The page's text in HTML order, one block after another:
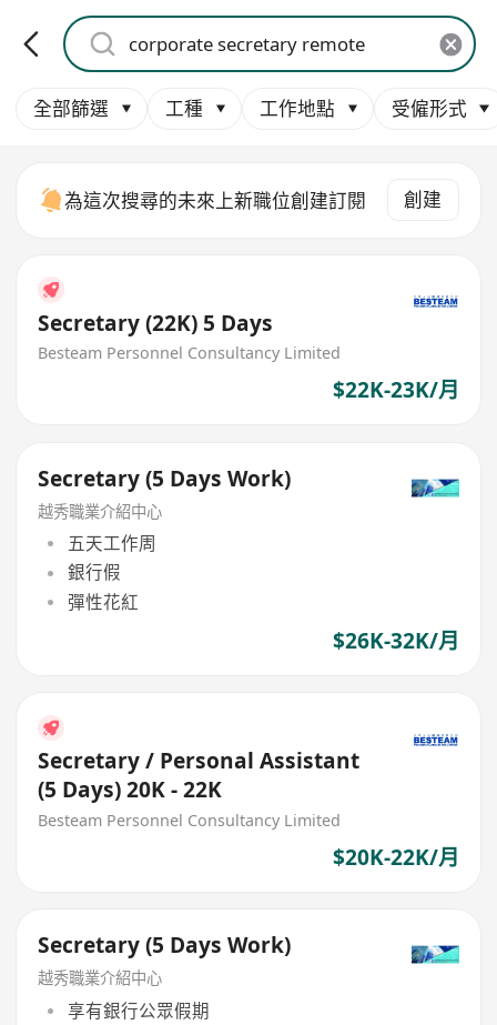
全部篩選 工種 工作地點 受僱形式
為這次搜尋的未來上新職位創建訂閱 創建
Secretary (22K) 5 Days
Besteam Personnel Consultancy Limited
$22K-23K/月
Secretary (5 Days Work)
越秀職業介紹中心
五天工作周
銀行假
彈性花紅
$26K-32K/月
Secretary / Personal Assistant
(5 Days) 20K - 22K
Besteam Personnel Consultancy Limited
$20K-22K/月
Secretary (5 Days Work)
越秀職業介紹中心
享有銀行公眾假期